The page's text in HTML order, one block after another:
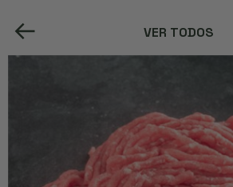
VER TODOS